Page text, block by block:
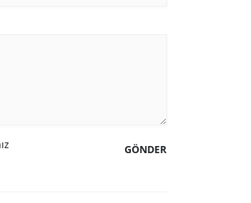
GÖNDER